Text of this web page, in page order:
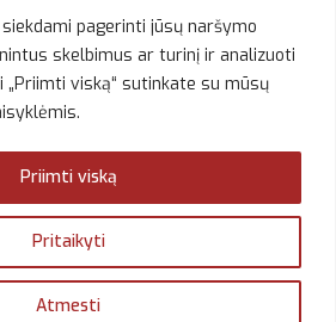
pagerinti jūsų naršymo
skelbimus ar turinį ir analizuoti
viską“ sutinkate su mūsų
Pritaikyti
Atmesti
Priimti viską